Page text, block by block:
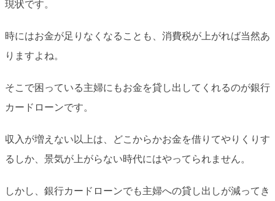
現状です。
時にはお金が足りなくなることも、消費税が上がれば当然あ
りますよね。
そこで困っている主婦にもお金を貸し出してくれるのが銀行
カードローンです。
収入が増えない以上は、どこからかお金を借りてやりくりす
るしか、景気が上がらない時代にはやってられません。
しかし、銀行カードローンでも主婦への貸し出しが減ってき